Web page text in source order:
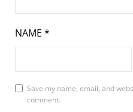
NAME *
Save my name, email, and
comment.